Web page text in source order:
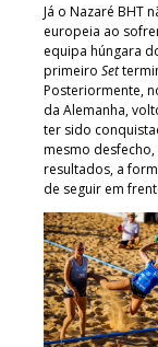
Já o Nazaré BHT
europeia ao
equipa húngara
primeiro Set
Posteriormente,
da Alemanha,
ter sido
mesmo
resultados, a
de seguir em